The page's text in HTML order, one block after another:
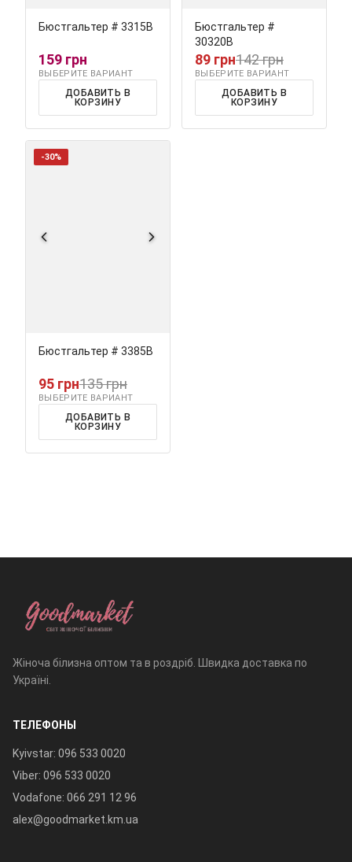
Бюстгальтер # 3315В
159 грн
ВЫБЕРИТЕ ВАРИАНТ
ДОБАВИТЬ В
КОРЗИНУ
Бюстгальтер #
30320В
89 грн142 грн
ВЫБЕРИТЕ ВАРИАНТ
ДОБАВИТЬ В
КОРЗИНУ
-30%
Бюстгальтер # 3385В
95 грн135 грн
ВЫБЕРИТЕ ВАРИАНТ
ДОБАВИТЬ В
КОРЗИНУ
Жіноча білизна оптом та в роздріб. Швидка доставка по
Україні.
ТЕЛЕФОНЫ
Kyivstar: 096 533 0020
Viber: 096 533 0020
Vodafone: 066 291 12 96
alex@goodmarket.km.ua